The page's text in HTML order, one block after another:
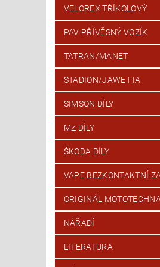
VELOREX TŘÍKOLOVÝ
PAV PŘÍVĚSNÝ VOZÍK
TATRAN/MANET
STADION/JAWETTA
SIMSON DÍLY
MZ DÍLY
ŠKODA DÍLY
VAPE BEZKONTAKTNÍ
ORIGINÁL
NÁŘADÍ
LITERATURA